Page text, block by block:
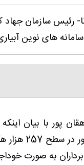
های نوین
پور با بیان
طرح
به صورت